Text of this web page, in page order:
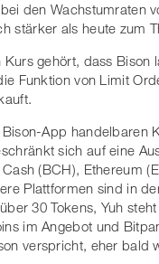
den Wachstumraten
stärker als heute zum
gehört, dass
Funktion von Limit
App handelbaren
sich auf eine
(BCH), Ethereum
Plattformen sind in
30 Tokens, Yuh
im Angebot und
verspricht, eher bald